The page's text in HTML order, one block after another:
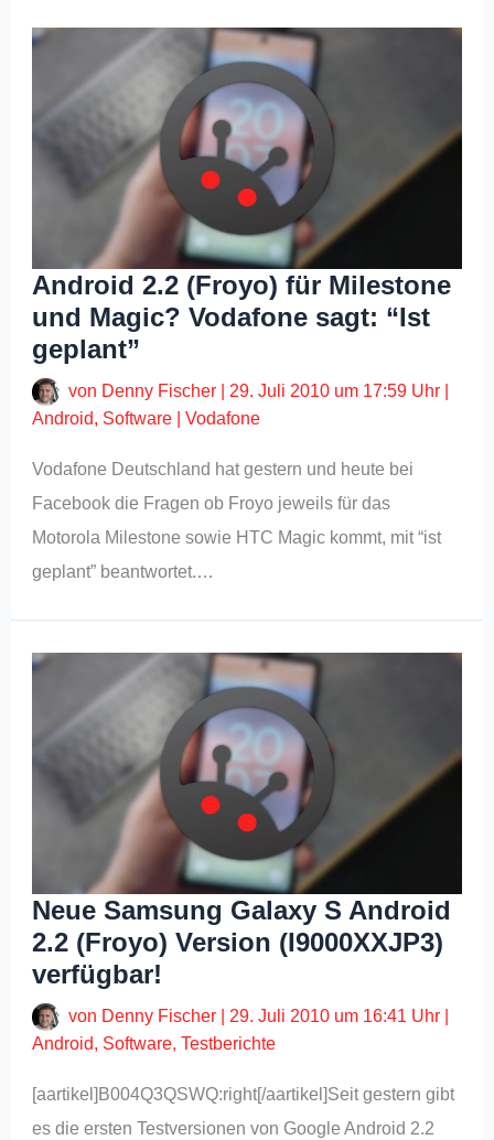
Android 2.2 (Froyo) für Milestone
und Magic? Vodafone sagt: “Ist
geplant”
von Denny Fischer 29. Juli 2010 um 17:59 Uhr
Android, Software |Vodafone
Vodafone Deutschland hat gestern und heute bei
Facebook die Fragen ob Froyo jeweils für das
Motorola Milestone sowie HTC Magic kommt, mit “ist
geplant” beantwortet.…
Neue Samsung Galaxy S Android
2.2 (Froyo) Version (I9000XXJP3)
verfügbar!
von Denny Fischer 29. Juli 2010 um 16:41 Uhr
Android, Software,Testberichte
[aartikel]B004Q3QSWQ:right[/aartikel]Seit gestern gibt
es die ersten Testversionen von Google Android 2.2